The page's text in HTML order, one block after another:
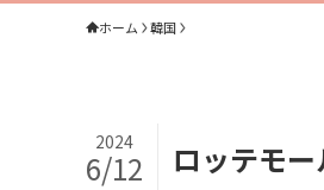
ホーム 韓国
ロッテモ
2024
6/12